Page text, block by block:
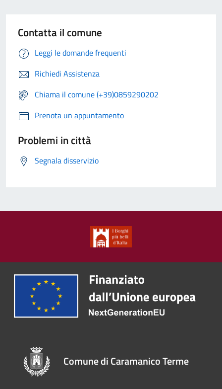
Contatta il comune
Leggi le domande frequenti
Richiedi Assistenza
Chiama il comune (+39)0859290202
Prenota un appuntamento
Problemi in città
Segnala disservizio
Comune di Caramanico Terme